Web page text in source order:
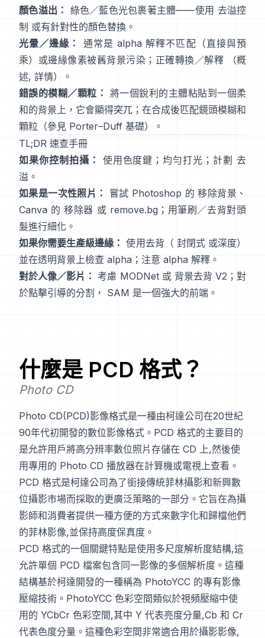
顏色溢出： 綠色／藍色光包裹著主體——使用 去溢控
制 或有針對性的顏色替換。
光暈／邊緣：
通常是 alpha 解釋不匹配（直接與預
乘）或邊緣像素被舊背景污染；正確轉換／解釋
（概
述, 詳情）。
錯誤的模糊／顆粒： 將一個銳利的主體粘貼到一個柔
和的背景上，它會顯得突兀；在合成後匹配鏡頭模糊和
顆粒（參見 Porter–Duff 基礎）。
TL;DR 速查手冊
如果你控制拍攝：
使用色度鍵；均勻打光；計劃 去
溢 。
如果是一次性照片：
嘗試 Photoshop 的 移除背景 、
Canva 的 移除器 或 remove.bg；用筆刷／去背對頭
髮進行細化。
如果你需要生產級邊緣： 使用去背（ 封閉式 或深度）
並在透明背景上檢查 alpha；注意 alpha 解釋 。
對於人像／影片： 考慮 MODNet或 背景去背 V2 ；對
於點擊引導的分割， SAM 是一個強大的前端。
什麼是 PCD 格式？
Photo CD
Photo CD(PCD)影像格式是一種由柯達公司在20世紀
90年代初開發的數位影像格式。PCD 格式的主要目的
是允許用戶將高分辨率數位照片存儲在 CD 上,然後使
用專用的 Photo CD 播放器在計算機或電視上查看。
PCD 格式是柯達公司為了銜接傳統菲林攝影和新興數
位攝影市場而採取的更廣泛策略的一部分。它旨在為攝
影師和消費者提供一種方便的方式來數字化和歸檔他們
的菲林影像,並保持高度保真度。
PCD 格式的一個關鍵特點是使用多尺度解析度結構,這
允許單個 PCD 檔案包含同一影像的多個解析度。這種
結構基於柯達開發的一種稱為 PhotoYCC 的專有影像
壓縮技術。PhotoYCC 色彩空間類似於視頻壓縮中使
用的 YCbCr 色彩空間,其中 Y 代表亮度分量,Cb 和 Cr
代表色度分量。這種色彩空間非常適合用於攝影影像,